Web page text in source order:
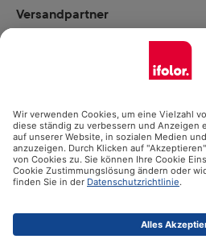
Zahlungsmöglichkeiten
Social Media
Versandpartner
Alle Preise inkl. gesetzl.